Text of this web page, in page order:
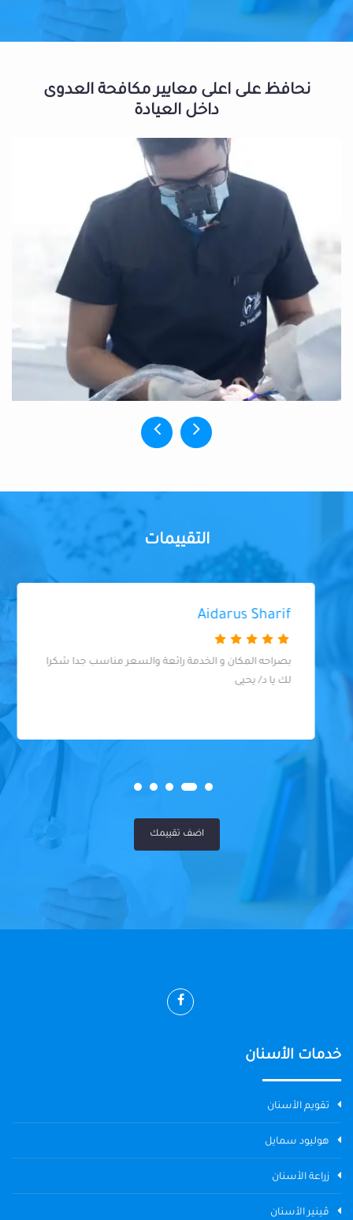
نحافظ على اعلى معايير مكافحة العدوى
داخل العيادة
التقييمات
Aidarus Sharif
بصراحه المكان و الخدمة رائعة والسعر مناسب جدا شكرا
لك يا د/ يحيى
اضف تقييمك
خدمات الأسنان
تقويم الأسنان
هوليود سمايل
زراعة الأسنان
ڤينير الأسنان